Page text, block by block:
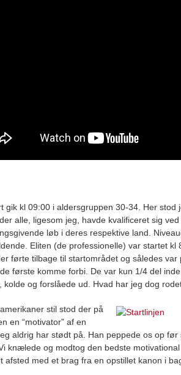
gik kl 09:00 i aldersgruppen 30-34. Her stod
alle, ligesom jeg, havde kvalificeret sig
løb i deres respektive land.
Eliten (de professionelle) var startet kl
førte tilbage til startområdet og således var
første komme forbi. De var kun 1/4 del
og forslåede ud. Hvad har jeg dog
stil stod der på
en “motivator” af en
aldrig har stødt på. Han peppede os op
knælede og modtog den bedste
afsted med et brag fra en opstillet kanon i